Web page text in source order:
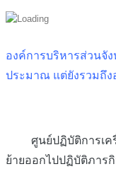
องค์การบริหารส่วนจั
ประมาณ แต่ยังรวมถึ
ศูนย์ปฏิบัติการเครื่อ
ย้ายออกไปปฏิบัติภาร